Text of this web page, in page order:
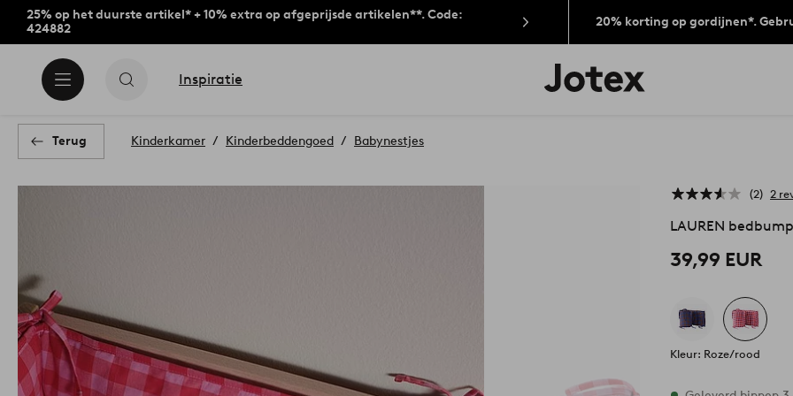
25% op het duurste artikel* + 10% extra op afgeprijsde artikelen**. Code:
424882
20% korting op gordijnen*.
Inspiratie
Jotex
logo
Terug Kinderkamer Kinderbeddengoed Babynestjes
2 2
LAUREN
39,99 EUR
Kleur: Roze/rood